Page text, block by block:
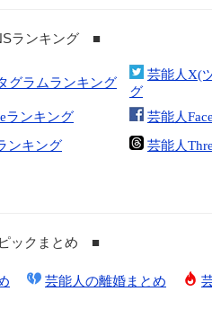
ランキング ■
グラムランキング
芸能人X(
グ
ランキング
芸能人
ンキング
芸能人
ックまとめ ■
芸能人の離婚まとめ